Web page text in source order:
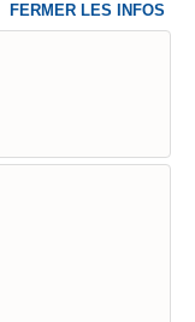
FERMER LES INFOS